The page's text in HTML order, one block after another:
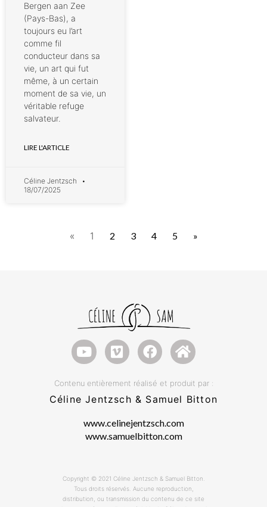
Bergen aan Zee
(Pays-Bas), a
toujours eu l’art
comme fil
conducteur dans sa
vie, un art qui fut
même, à un certain
moment de sa vie, un
véritable refuge
salvateur.
LIRE L'ARTICLE
Céline Jentzsch
18/07/2025
« 1 2 3 4 5 »
Contenu entièrement réalisé et produit par :
Céline Jentzsch & Samuel Bitton
www.celinejentzsch.com
www.samuelbitton.com
Copyright © 2021 Céline Jentzsch & Samuel Bitton.
Tous droits réservés. Aucune reproduction,
distribution, ou transmission du contenu de ce site